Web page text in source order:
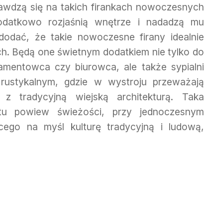
się na takich firankach nowoczesnych
rozjaśnią wnętrze i nadadzą mu
że takie nowoczesne firany idealnie
Będą one świetnym dodatkiem nie tylko do
czy biurowca, ale także sypialni
gdzie w wystroju przeważają
tradycyjną wiejską architekturą. Taka
powiew świeżości, przy jednoczesnym
na myśl kulturę tradycyjną i ludową,